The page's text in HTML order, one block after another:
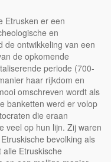
Etrusken er een
en
de ontwikkeling van een
de opkomende
periode (700-
haar rijkdom en
omschreven wordt als
banketten werd er volop
die eraan
veel op hun lijn. Zij waren
bevolking als
Etruskische